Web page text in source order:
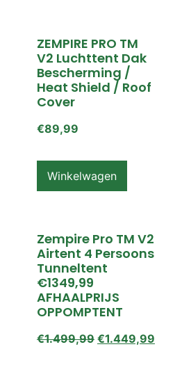
ZEMPIRE PRO TM
V2 Luchttent Dak
Bescherming /
Heat Shield / Roof
Cover
€89,99
Winkelwagen
Zempire Pro TM V2
Airtent 4 Persoons
Tunneltent
€1349,99
AFHAALPRIJS
OPPOMPTENT
€1.499,99 €1.449,99